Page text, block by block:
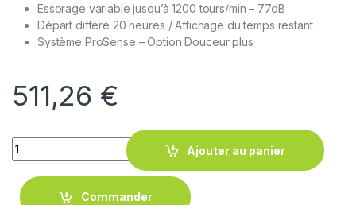
Essorage variable jusqu’à 1200 tours/min – 77dB
Départ différé 20 heures / Affichage du temps restant
Système ProSense – Option Douceur plus
511,26 €
Quantity
Ajouter au panier
Commander